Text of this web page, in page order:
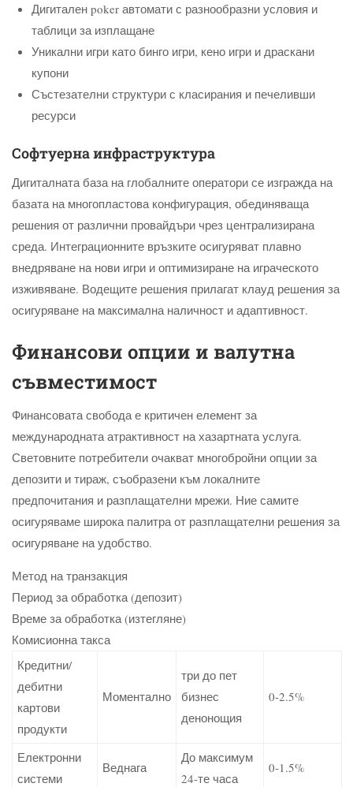
Дигитален poker автомати с разнообразни условия и
таблици за изплащане
Уникални игри като бинго игри, кено игри и драскани
купони
Състезателни структури с класирания и печеливши
ресурси
Софтуерна инфраструктура
Дигиталната база на глобалните оператори се изгражда на
базата на многопластова конфигурация, обединяваща
решения от различни провайдъри чрез централизирана
среда. Интеграционните връзките осигуряват плавно
внедряване на нови игри и оптимизиране на играческото
изживяване. Водещите решения прилагат клауд решения за
осигуряване на максимална наличност и адаптивност.
Финансови опции и валутна
съвместимост
Финансовата свобода е критичен елемент за
международната атрактивност на хазартната услуга.
Световните потребители очакват многобройни опции за
депозити и тираж, съобразени към локалните
предпочитания и разплащателни мрежи. Ние самите
осигуряваме широка палитра от разплащателни решения за
осигуряване на удобство.
Метод на транзакция
Период за обработка (депозит)
Време за обработка (изтегляне)
Комисионна такса
Кредитни/
дебитни
картови
продукти
Моментално
три до пет
бизнес
денонощия
0-2.5%
Електронни
системи
Веднага
До максимум
24-те часа
0-1.5%